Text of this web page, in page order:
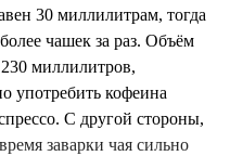
30 миллилитрам, тогда
чашек за раз. Объём
миллилитров,
употребить кофеина
С другой стороны,
заварки чая сильно